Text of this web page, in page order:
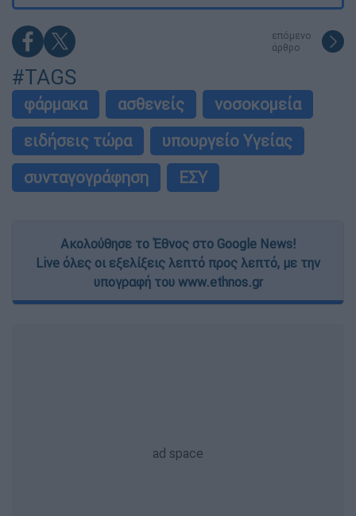
επόμενο
άρθρο
#TAGS
φάρμακα ασθενείς
νοσοκομεία
ειδήσεις τώρα
υπουργείο Υγείας
συνταγογράφηση
ΕΣΥ
Ακολούθησε το Έθνος στο Google News!
Live όλες οι εξελίξεις λεπτό προς λεπτό, με την
υπογραφή του www.ethnos.gr